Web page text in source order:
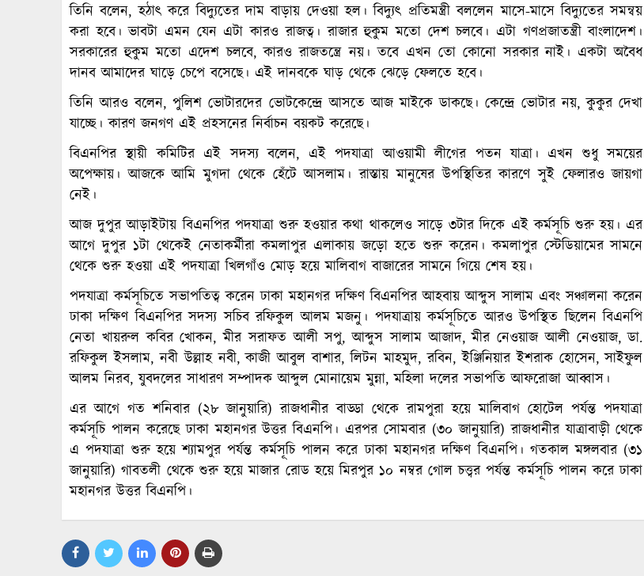
তিনি বলেন, হঠাৎ করে বিদ্যুতের দাম বাড়ায় দেওয়া হল। বিদ্যুৎ প্রতিমন্ত্রী বললেন মাসে-মাসে বিদ্যুতের সমন্বয়
করা হবে। ভাবটা এমন যেন এটা কারও রাজত্ব। রাজার হুকুম মতো দেশ চলবে। এটা গণপ্রজাতন্ত্রী বাংলাদেশ।
সরকারের হুকুম মতো এদেশ চলবে, কারও রাজতন্ত্রে নয়। তবে এখন তো কোনো সরকার নাই। একটা অবৈধ
দানব আমাদের ঘাড়ে চেপে বসেছে। এই দানবকে ঘাড় থেকে ঝেড়ে ফেলতে হবে।
তিনি আরও বলেন, পুলিশ ভোটারদের ভোটকেন্দ্রে আসতে আজ মাইকে ডাকছে। কেন্দ্রে ভোটার নয়, কুকুর দেখা
যাচ্ছে। কারণ জনগণ এই প্রহসনের নির্বাচন বয়কট করেছে।
বিএনপির স্থায়ী কমিটির এই সদস্য বলেন, এই পদযাত্রা আওয়ামী লীগের পতন যাত্রা। এখন শুধু সময়ের
অপেক্ষায়। আজকে আমি মুগদা থেকে হেঁটে আসলাম। রাস্তায় মানুষের উপস্থিতির কারণে সুই ফেলারও জায়গা
নেই।
আজ দুপুর আড়াইটায় বিএনপির পদযাত্রা শুরু হওয়ার কথা থাকলেও সাড়ে ৩টার দিকে এই কর্মসূচি শুরু হয়। এর
আগে দুপুর ১টা থেকেই নেতাকর্মীরা কমলাপুর এলাকায় জড়ো হতে শুরু করেন। কমলাপুর স্টেডিয়ামের সামনে
থেকে শুরু হওয়া এই পদযাত্রা খিলগাঁও মোড় হয়ে মালিবাগ বাজারের সামনে গিয়ে শেষ হয়।
পদযাত্রা কর্মসূচিতে সভাপতিত্ব করেন ঢাকা মহানগর দক্ষিণ বিএনপির আহবায় আব্দুস সালাম এবং সঞ্চালনা করেন
ঢাকা দক্ষিণ বিএনপির সদস্য সচিব রফিকুল আলম মজনু। পদযাত্রায় কর্মসূচিতে আরও উপস্থিত ছিলেন বিএনপি
নেতা খায়রুল কবির খোকন, মীর সরাফত আলী সপু, আব্দুস সালাম আজাদ, মীর নেওয়াজ আলী নেওয়াজ, ডা.
রফিকুল ইসলাম, নবী উল্লাহ নবী, কাজী আবুল বাশার, লিটন মাহমুদ, রবিন, ইঞ্জিনিয়ার ইশরাক হোসেন, সাইফুল
আলম নিরব, যুবদলের সাধারণ সম্পাদক আব্দুল মোনায়েম মুন্না, মহিলা দলের সভাপতি আফরোজা আব্বাস।
এর আগে গত শনিবার (২৮ জানুয়ারি) রাজধানীর বাড্ডা থেকে রামপুরা হয়ে মালিবাগ হোটেল পর্যন্ত পদযাত্রা
কর্মসূচি পালন করেছে ঢাকা মহানগর উত্তর বিএনপি। এরপর সোমবার (৩০ জানুয়ারি) রাজধানীর যাত্রাবাড়ী থেকে
এ পদযাত্রা শুরু হয়ে শ্যামপুর পর্যন্ত কর্মসূচি পালন করে ঢাকা মহানগর দক্ষিণ বিএনপি। গতকাল মঙ্গলবার (৩১
জানুয়ারি) গাবতলী থেকে শুরু হয়ে মাজার রোড হয়ে মিরপুর ১০ নম্বর গোল চত্ত্বর পর্যন্ত কর্মসূচি পালন করে ঢাকা
মহানগর উত্তর বিএনপি।